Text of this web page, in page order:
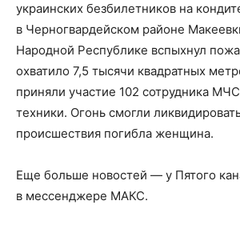
украинских безбилетников на
в Черногвардейском районе
Народной Республике вспыхнул
охватило 7,5 тысячи квадратных
приняли участие 102 сотрудника
техники. Огонь смогли
происшествия погибла женщина.
Еще больше новостей — у Пятого
в мессенджере МАКС.